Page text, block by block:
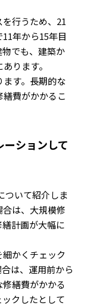
行うため、21
年から15年目
でも、建築か
ります。
ます。長期的な
費がかかるこ
ションして
ついて紹介しま
は、大規模修
計画が大幅に
かくチェック
は、運用前から
繕費がかかる
クしたとして